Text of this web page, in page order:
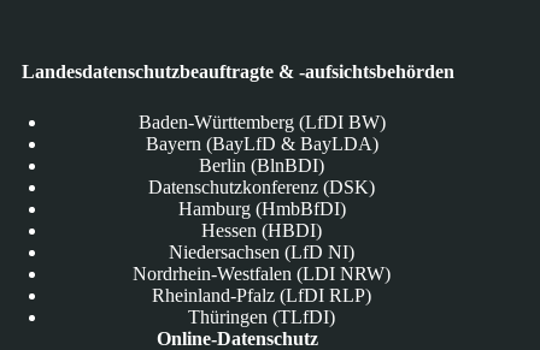
Landesdatenschutzbeauftragte & -aufsichtsbehörden
Baden-Württemberg (LfDI BW)
Bayern (BayLfD & BayLDA)
Berlin (BlnBDI)
Datenschutzkonferenz (DSK)
Hamburg (HmbBfDI)
Hessen (HBDI)
Niedersachsen (LfD NI)
Nordrhein-Westfalen (LDI NRW)
Rheinland-Pfalz (LfDI RLP)
Thüringen (TLfDI)
Online-Datenschutz